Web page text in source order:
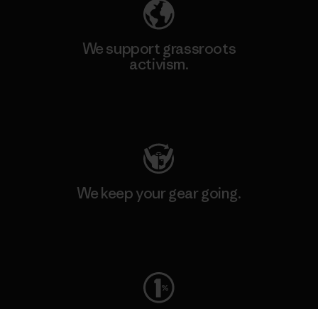
We support grassroots
activism.
We keep your gear going.